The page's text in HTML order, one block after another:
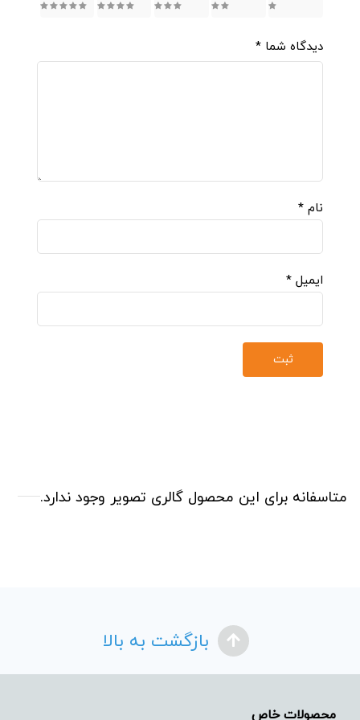
5
دیدگاه شما *
نام *
ایمیل *
متاسفانه برای این محصول گالری تصویر وجود ندارد.
بازگشت به بالا
محصولات خاص